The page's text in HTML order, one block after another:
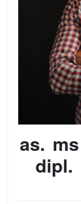
as.
dipl.